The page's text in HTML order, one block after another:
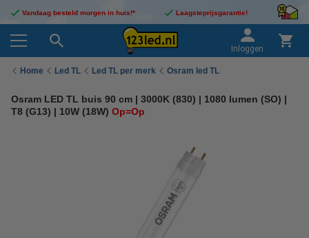
Vandaag besteld morgen in huis!* Laagsteprijsgarantie!
Inloggen
Home Led TL Led TL per merk Osram led TL
Osram LED TL buis 90 cm | 3000K (830) | 1080 lumen (SO) |
T8 (G13) | 10W (18W) Op=Op